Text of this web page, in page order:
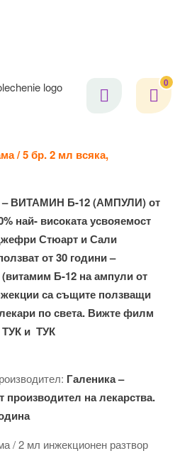
0
/ 5 бр. 2 мл всяка,
ВИТАМИН Б-12 (АМПУЛИ) от
най- високата усвояемост
Стюарт и Сали
от 30 години –
Б-12 на ампули от
са същите ползващи
по света. Вижте филм
ТУК и ТУК
Галеника –
на лекарства.
/ 2 мл инжекционен разтвор